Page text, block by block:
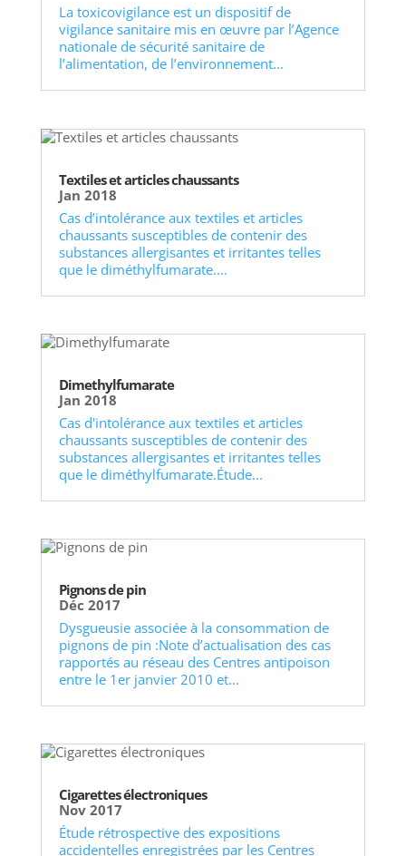
La toxicovigilance est un dispositif de
vigilance sanitaire mis en œuvre par l’Agence
nationale de sécurité sanitaire de
l’alimentation, de l’environnement...
Textiles et articles chaussants
Jan 2018
Cas d’intolérance aux textiles et articles
chaussants susceptibles de contenir des
substances allergisantes et irritantes telles
que le diméthylfumarate....
Dimethylfumarate
Jan 2018
Cas d'intolérance aux textiles et articles
chaussants susceptibles de contenir des
substances allergisantes et irritantes telles
que le diméthylfumarate.Étude...
Pignons de pin
Déc 2017
Dysgueusie associée à la consommation de
pignons de pin :Note d’actualisation des cas
rapportés au réseau des Centres antipoison
entre le 1er janvier 2010 et...
Cigarettes électroniques
Nov 2017
Étude rétrospective des expositions
accidentelles enregistrées par les Centres